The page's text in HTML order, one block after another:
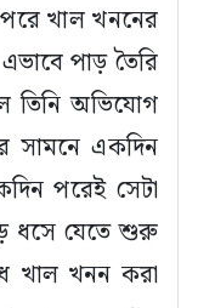
পরে খাল খননের
পাড় তৈরি
তিনি অভিযোগ
সামনে একদিন
পরেই সেটা
ধসে যেতে শুরু
খাল খনন করা